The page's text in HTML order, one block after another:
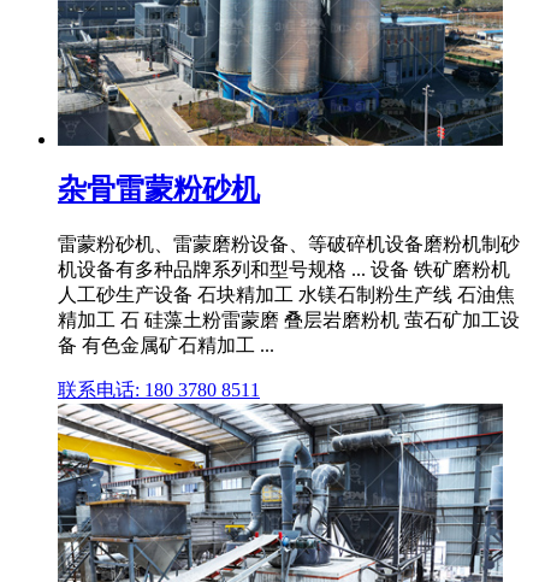
杂骨雷蒙粉砂机
雷蒙粉砂机、雷蒙磨粉设备、等破碎机设备磨粉机制砂
机设备有多种品牌系列和型号规格 ... 设备 铁矿磨粉机
人工砂生产设备 石块精加工 水镁石制粉生产线 石油焦
精加工 石 硅藻土粉雷蒙磨 叠层岩磨粉机 萤石矿加工设
备 有色金属矿石精加工 ...
联系电话: 180 3780 8511